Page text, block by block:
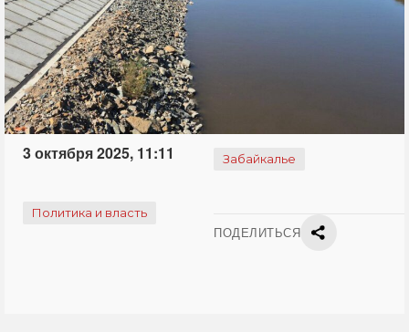
3 октября 2025, 11:11 Забайкалье
Политика и власть
ПОДЕЛИТЬСЯ